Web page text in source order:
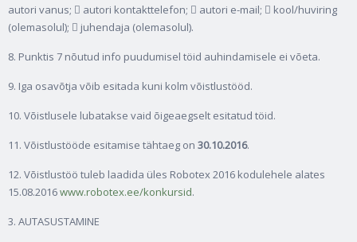
autori vanus;  autori kontakttelefon;  autori e-mail;  kool/huviring
(olemasolul);  juhendaja (olemasolul).
8. Punktis 7 nõutud info puudumisel töid auhindamisele ei võeta.
9. Iga osavõtja võib esitada kuni kolm võistlustööd.
10. Võistlusele lubatakse vaid õigeaegselt esitatud töid.
11. Võistlustööde esitamise tähtaeg on 30.10.2016.
12. Võistlustöö tuleb laadida üles Robotex 2016 kodulehele alates
15.08.2016www.robotex.ee/konkursid.
3. AUTASUSTAMINE